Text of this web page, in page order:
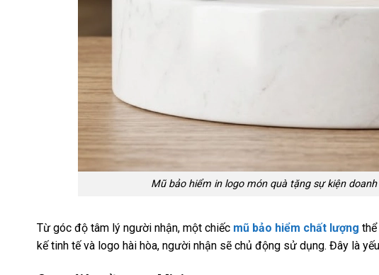
Mũ bảo hiểm in logo món quà tặng sự kiện
Từ góc độ tâm lý người nhận, một chiếc mũ bảo hiểm chất lượng
kế tinh tế và logo hài hòa, người nhận sẽ chủ động sử dụng. Đây là